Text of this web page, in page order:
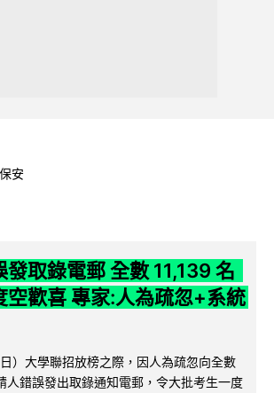
安
發取錄電郵 全數 11,139 名
空歡喜 專家:人為疏忽+系統
）大學聯招放榜之際，因人為疏忽向全數
人錯誤發出取錄通知電郵，令大批考生一度